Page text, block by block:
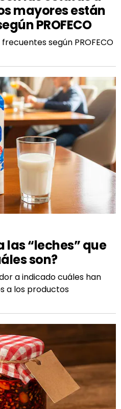
mayores están
PROFECO
según PROFECO
las “leches” que
son?
a indicado cuáles han
a los productos